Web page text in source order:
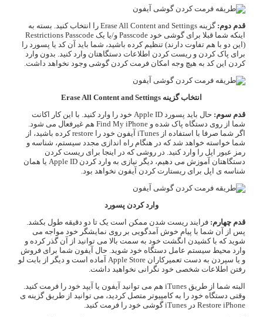
قدم دوم:
گزینه Erase All Content and Settings را انتخاب کنید. بسته به
اینکه شما قبلا برای گوشی خود Passcode و/یا یک Restrictions Passcode
(این دو با هم تفاوت دارند) تنظیم کرده باشید، شما باید آن کد یا پسورد را
برای پاک کردن و ریست کردن اطلاعات دستگاهتان وارد کنید. بدون وارد
کردن این کد به هیچ وجه امکان فرمت کردن گوشی وجود نخواهد داشت.
انتخاب گزینه Erase All Content and Settings
قدم سوم:
حال باید پسورد Apple ID خود را وارد کنید. با این کار اکانت
شما از روی دستگاه پاک شده و Find My iPhone هم غیرفعال می شود.
اگر شما صرفا با استفاده از iTunes آیفون خود را restore کرده باشید، از
شما خواسته خواهد شد که در هنگام راه اندازی مجدد سیستم، شناسه و
رمز عبور اپل را وارد کنید. در روشی که در اینجا برای ریست کردن
دستگاهتان آموزش می دهیم، دیگر نیازی به وارد کردن Apple ID یا همان
شناسه ی اپل برای ریستارت کردن آیفون نخواهد بود.
وارد کردن پسورد
قدم چهارم: فرایند ریست شدن ممکن است یک تا دو دقیقه طول بکشد.
پس از آن شما با پیام خوش آمدگویی بر روی نمایشگر خود مواجه می
شوید که با کشیدن انگشت خود به سمت بالا می توانید از آن گذر کرده و
وارد محیط سیستم عامل دستگاه خود شوید. حال آیفون شما برای فروش
و یا سپردن به دست تعمیرکاران Apple Store آماده است و دیگر از بابت لو
رفتن اطلاعات شخصی خود نگرانی نخواهید داشت.
البته شما از طریق iTunes هم می توانید آیفون یا آیپد خود را فرمت کنید.
وقتی دستگاه خود را به کامپیوتر متصل کردید، می توانید از طریق گزینه ی
Restore iPhone در iTunes گوشی خود را فرمت کنید.